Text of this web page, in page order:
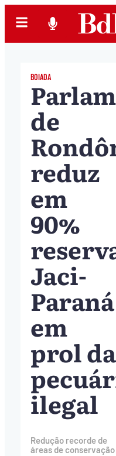
BOIADA
de
reduz
em
90%
Jaci-
Paraná
em
prol da
ilegal
Redução recorde de
áreas de conservação